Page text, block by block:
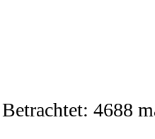
Betrachtet: 4688